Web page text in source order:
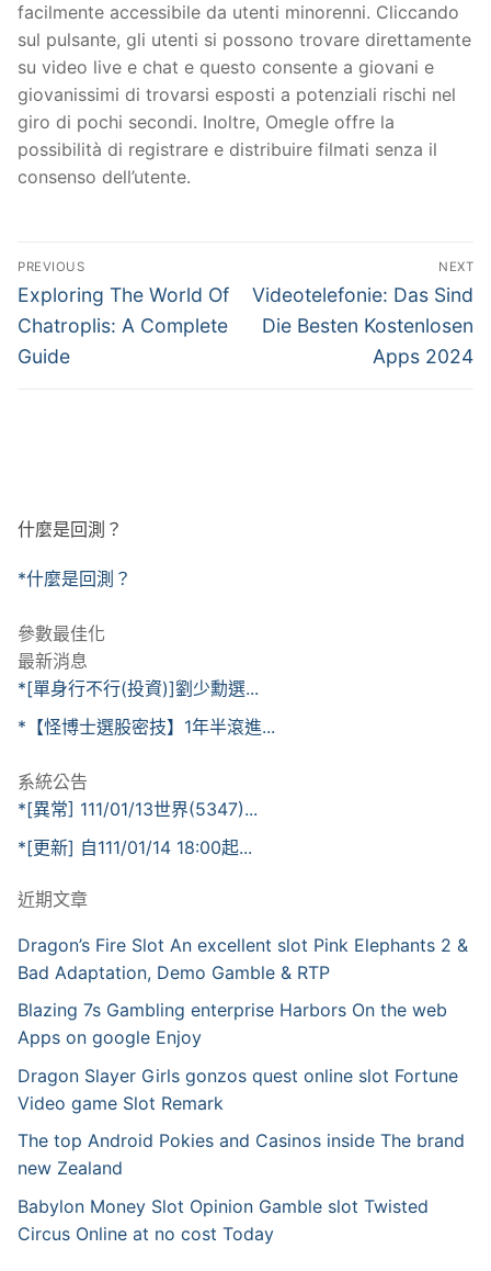
facilmente accessibile da utenti minorenni. Cliccando
sul pulsante, gli utenti si possono trovare direttamente
su video live e chat e questo consente a giovani e
giovanissimi di trovarsi esposti a potenziali rischi nel
giro di pochi secondi. Inoltre, Omegle offre la
possibilità di registrare e distribuire filmati senza il
consenso dell’utente.
文
章
導
覽
PREVIOUS
Previous
post:
Exploring The World Of
Chatroplis: A Complete
Guide
NEXT
Next
post:
Videotelefonie: Das Sind
Die Besten Kostenlosen
Apps 2024
什麼是回測？
*什麼是回測？
參數最佳化
最新消息
*[單身行不行(投資)]劉少勳選...
*【怪博士選股密技】1年半滾進...
系統公告
*[異常] 111/01/13世界(5347)...
*[更新] 自111/01/14 18:00起...
近期文章
Dragon’s Fire Slot An excellent slot Pink Elephants 2 &
Bad Adaptation, Demo Gamble & RTP
Blazing 7s Gambling enterprise Harbors On the web
Apps on google Enjoy
Dragon Slayer Girls gonzos quest online slot Fortune
Video game Slot Remark
The top Android Pokies and Casinos inside The brand
new Zealand
Babylon Money Slot Opinion Gamble slot Twisted
Circus Online at no cost Today